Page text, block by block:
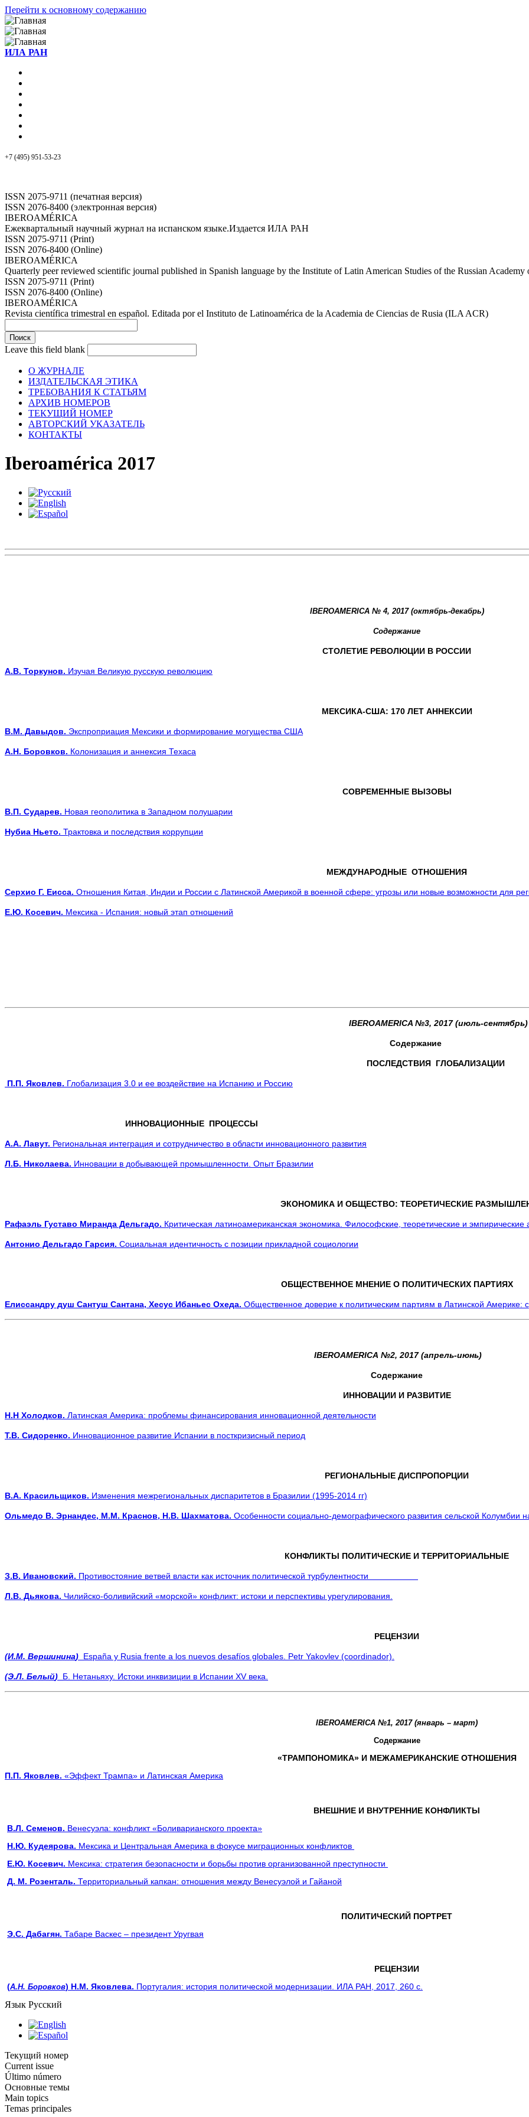
Перейти к основному содержанию
ИЛА РАН
+7 (495) 951-53-23
ISSN 2075-9711 (печатная версия)
ISSN 2076-8400 (электронная версия)
IBEROAMÉRICA
Ежеквартальный научный журнал на испанском языке.Издается ИЛА РАН
ISSN 2075-9711 (Print)
ISSN 2076-8400 (Online)
IBEROAMÉRICA
Quarterly peer reviewed scientific journal published in Spanish language by the Institute of Latin American Studies of the Russian
ISSN 2075-9711 (Print)
ISSN 2076-8400 (Online)
IBEROAMÉRICA
Revista científica trimestral en español. Editada por el Instituto de Latinoamérica de la Academia de Ciencias de Rusia (ILA ACR)
Leave this field blank
О ЖУРНАЛЕ
ИЗДАТЕЛЬСКАЯ ЭТИКА
ТРЕБОВАНИЯ К СТАТЬЯМ
АРХИВ НОМЕРОВ
ТЕКУЩИЙ НОМЕР
АВТОРСКИЙ УКАЗАТЕЛЬ
КОНТАКТЫ
Iberoamérica 2017
IBEROAMERICA № 4, 2017 (oктябрь-декабрь)
Содержание
СТОЛЕТИЕ РЕВОЛЮЦИИ В РОССИИ
A.В. Торкунов. Изучая Великую русскую революцию
MЕКСИКА-США: 170 ЛЕТ АННЕКСИИ
В.М. Давыдов. Экспроприация Мексики и формирование могущества США
A.Н. Боровков. Колонизация и аннексия Техаса
СОВРЕМЕННЫЕ ВЫЗОВЫ
В.П. Сударев. Новая геополитика в Западном полушарии
Нубиа Ньето. Трактовка и последствия коррупции
МЕЖДУНАРОДНЫЕ ОТНОШЕНИЯ
Серхио Г. Еисса. Отношения Китая, Индии и России с Латинской Америкой в военной сфере: угрозы или новые возможности для
E.Ю. Косевич. Мексика - Испания: новый этап отношений
IBEROAMERICA №3, 2017 (июль-сентябрь)
Содержание
ПОСЛЕДСТВИЯ ГЛОБАЛИЗАЦИИ
П.П. Яковлев. Глобализация 3.0 и ее воздействие на Испанию и Россию
ИННОВАЦИОННЫЕ ПРОЦЕССЫ
А.А. Лавут. Региональная интеграция и сотрудничество в области инновационного развития
Л.Б. Николаева. Инновации в добывающей промышленности. Опыт Бразилии
ЭКОНОМИКА И ОБЩЕСТВО: ТЕОРЕТИЧЕСКИЕ
Рафаэль Густаво Миранда Дельгадо. Критическая латиноамериканская экономика. Философские, теоретические и эмпирические
Антонио Дельгадо Гарсия. Социальная идентичность с позиции прикладной социологии
ОБЩЕСТВЕННОЕ МНЕНИЕ О ПОЛИТИЧЕСКИХ ПАРТИЯХ
Елиссандру душ Сантуш Сантана, Хесус Ибаньес Охеда. Общественное доверие к политическим партиям в Латинской Америке:
IBEROAMERICA №2, 2017 (апрель-июнь)
Содержание
ИННОВАЦИИ И РАЗВИТИЕ
Н.Н Холодков. Латинская Америка: проблемы финансирования инновационной деятельности
Т.В. Сидоренко. Инновационное развитие Испании в посткризисный период
РЕГИОНАЛЬНЫЕ ДИСПРОПОРЦИИ
В.А. Красильщиков. Изменения межрегиональных диспаритетов в Бразилии (1995-2014 гг)
Ольмедо В. Эрнандес, М.М. Краснов, Н.В. Шахматова. Особенности социально-демографического развития сельской Колумбии
КОНФЛИКТЫ ПОЛИТИЧЕСКИЕ И ТЕРРИТОРИАЛЬНЫЕ
З.В. Ивановский. Противостояние ветвей власти как источник политической турбулентности
Л.В. Дьякова. Чилийско-боливийский «морской» конфликт: истоки и перспективы урегулирования.
РЕЦЕНЗИИ
(И.М. Вершинина) España y Rusia frente a los nuevos desafíos globales. Petr Yakovlev (coordinador).
(Э.Л. Белый) Б. Нетаньяху. Истоки инквизиции в Испании XV века.
IBEROAMERICA №1, 2017 (январь – март)
Содержание
«ТРАМПОНОМИКА» И МЕЖАМЕРИКАНСКИЕ ОТНОШЕНИЯ
П.П. Яковлев. «ЭффектТрампа» и Латинская Америка
ВНЕШНИЕ И ВНУТРЕННИЕ КОНФЛИКТЫ
В.Л. Семенов. Венесуэла: конфликт «Боливарианского проекта»
Н.Ю. Кудеярова. Мексика и Центральная Америка в фокусе миграционных конфликтов
Е.Ю. Косевич. Мексика: стратегия безопасности и борьбы против организованной преступности
Д. M. Розенталь. Территориальный капкан: отношения между Венесуэлой и Гайаной
ПОЛИТИЧЕСКИЙ ПОРТРЕТ
Э.С. Дабагян. Табаре Васкес – президент Уругвая
РЕЦЕНЗИИ
(А.Н. Боровков) Н.М. Яковлева. Португалия: история политической модернизации. ИЛА РАН, 2017, 260 с.
Язык Русский
Текущий номер
Current issue
Último número
Основные темы
Main topics
Temas principales